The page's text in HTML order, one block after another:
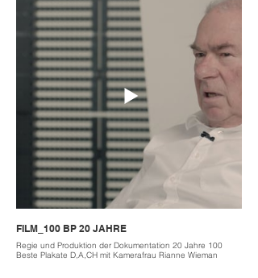
Interim venue for the Mecklenburg State Theater is moving
to the Dreesch - a large theater will take place in a former
newspaper printing plant from 2023. Segregation, inclusion
and the “reinvention” of the theater as a meeting place play
a central role in the design process.
2022
located Schwerin
partner Mecklenburgisches Staatstheater
FILM_100 BP 20 JAHRE
Regie und Produktion der Dokumentation 20 Jahre 100
Beste Plakate D,A,CH mit Kamerafrau Rianne Wieman